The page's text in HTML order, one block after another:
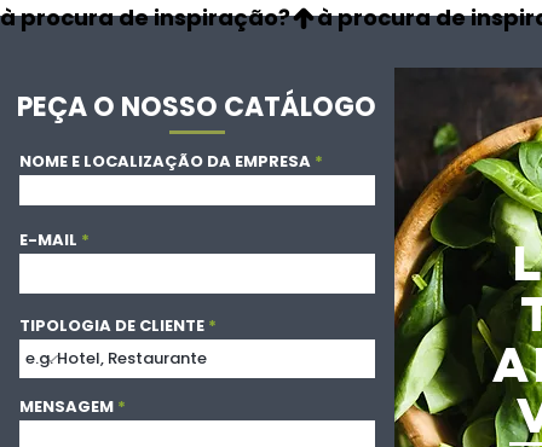
à procura de inspiração?
PEÇA O NOSSO CATÁLOGO
NOME E LOCALIZAÇÃO DA EMPRESA
E-MAIL
TIPOLOGIA DE CLIENTE
MENSAGEM